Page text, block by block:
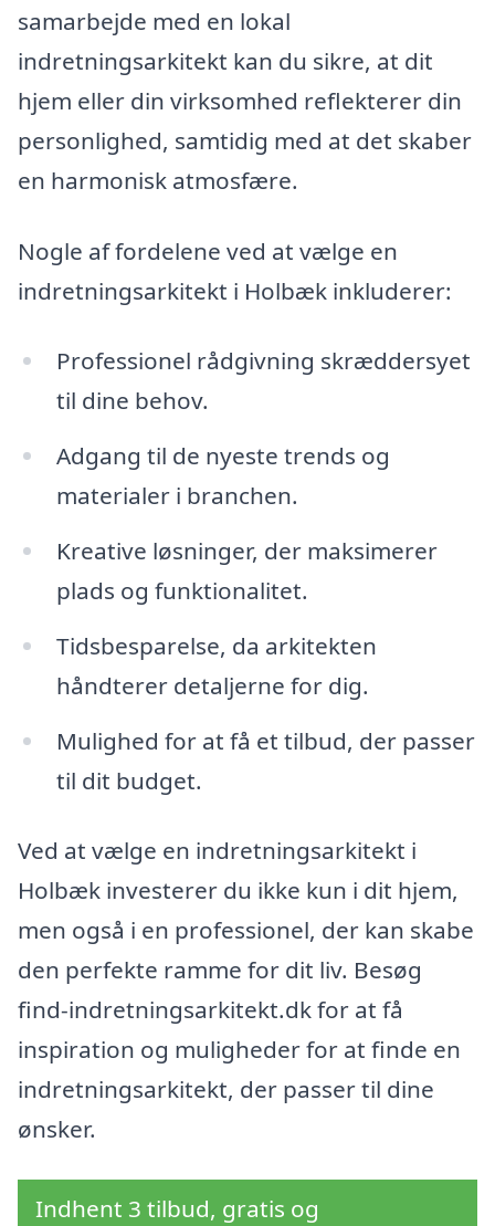
samarbejde med en lokal
indretningsarkitekt kan du sikre, at dit
hjem eller din virksomhed reflekterer din
personlighed, samtidig med at det skaber
en harmonisk atmosfære.
Nogle af fordelene ved at vælge en
indretningsarkitekt i Holbæk inkluderer:
Professionel rådgivning skræddersyet
til dine behov.
Adgang til de nyeste trends og
materialer i branchen.
Kreative løsninger, der maksimerer
plads og funktionalitet.
Tidsbesparelse, da arkitekten
håndterer detaljerne for dig.
Mulighed for at få et tilbud, der passer
til dit budget.
Ved at vælge en indretningsarkitekt i
Holbæk investerer du ikke kun i dit hjem,
men også i en professionel, der kan skabe
den perfekte ramme for dit liv. Besøg
find-indretningsarkitekt.dk for at få
inspiration og muligheder for at finde en
indretningsarkitekt, der passer til dine
ønsker.
Indhent 3 tilbud, gratis og